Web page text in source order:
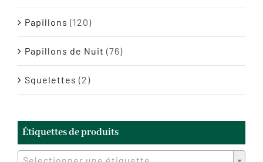
Papillons (120)
Papillons de Nuit (76)
Squelettes (2)
Étiquettes de produits